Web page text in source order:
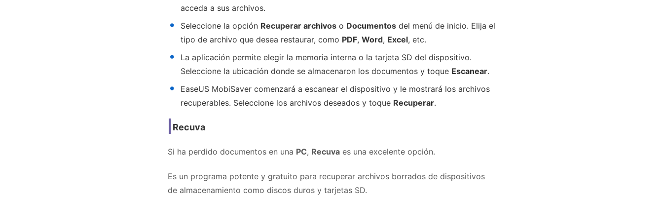
acceda a sus archivos.
Seleccione la opción Recuperar archivos o Documentos del menú de inicio. Elija el
tipo de archivo que desea restaurar, como PDF, Word, Excel, etc.
La aplicación permite elegir la memoria interna o la tarjeta SD del dispositivo.
Seleccione la ubicación donde se almacenaron los documentos y toque Escanear.
EaseUS MobiSaver comenzará a escanear el dispositivo y le mostrará los archivos
recuperables. Seleccione los archivos deseados y toque Recuperar.
Recuva
Si ha perdido documentos en una PC, Recuva es una excelente opción.
Es un programa potente y gratuito para recuperar archivos borrados de dispositivos
de almacenamiento como discos duros y tarjetas SD.